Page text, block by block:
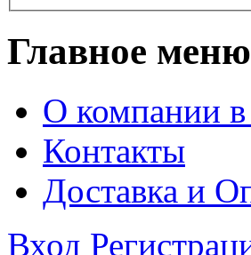
Главное меню
О компании в
Контакты
Доставка и
Вход